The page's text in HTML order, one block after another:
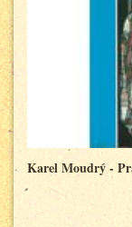
Karel Moudrý -